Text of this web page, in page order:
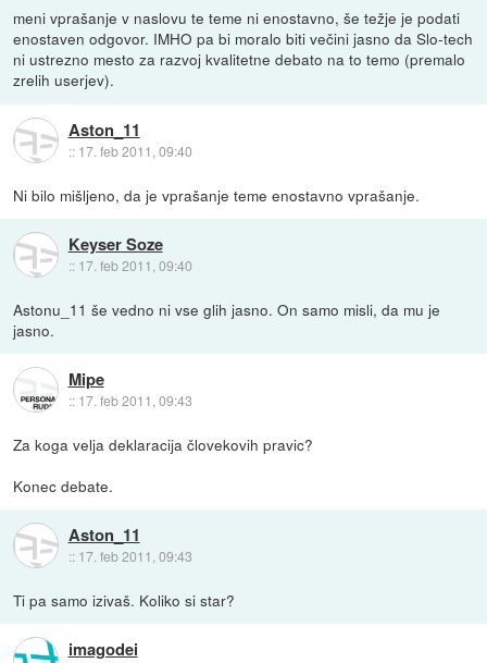
meni vprašanje v naslovu te teme ni enostavno, še težje je podati
enostaven odgovor. IMHO pa bi moralo biti večini jasno da Slo-tech
ni ustrezno mesto za razvoj kvalitetne debato na to temo (premalo
zrelih userjev).
Aston_11
:: 17. feb 2011, 09:40
Ni bilo mišljeno, da je vprašanje teme enostavno vprašanje.
Keyser Soze
:: 17. feb 2011, 09:40
Astonu_11 še vedno ni vse glih jasno. On samo misli, da mu je
jasno.
Mipe
:: 17. feb 2011, 09:43
Za koga velja deklaracija človekovih pravic?
Konec debate.
Aston_11
:: 17. feb 2011, 09:43
Ti pa samo izivaš. Koliko si star?
imagodei